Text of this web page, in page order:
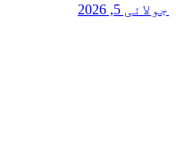
جولائی 5, 2026